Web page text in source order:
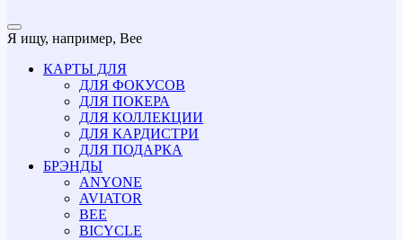
Я ищу, например, Bee
КАРТЫ ДЛЯ
ДЛЯ ФОКУСОВ
ДЛЯ ПОКЕРА
ДЛЯ КОЛЛЕКЦИИ
ДЛЯ КАРДИСТРИ
ДЛЯ ПОДАРКА
БРЭНДЫ
ANYONE
AVIATOR
BEE
BICYCLE